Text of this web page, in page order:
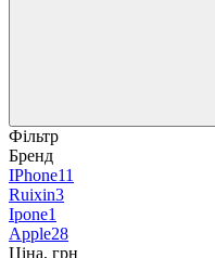
Фільтр
Бренд
IPhone11
Ruixin3
Ipone1
Apple28
Ціна, грн